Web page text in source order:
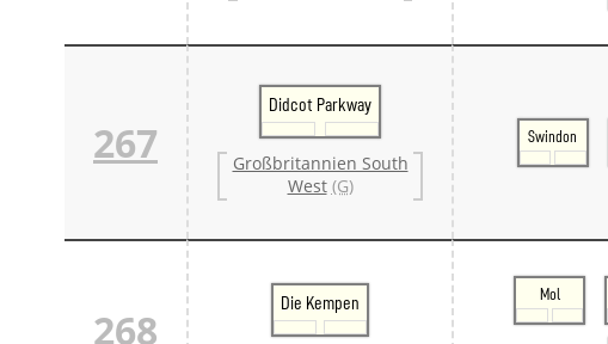
267
Didcot Parkway
Großbritannien South
West (G)
Swindon
268
Die Kempen Mol